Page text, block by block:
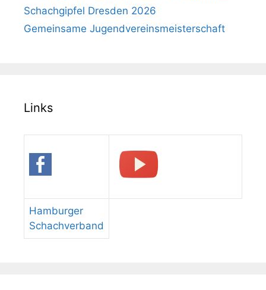
Schachgipfel Dresden 2026
Gemeinsame Jugendvereinsmeisterschaft
Links
Hamburger
Schachverband